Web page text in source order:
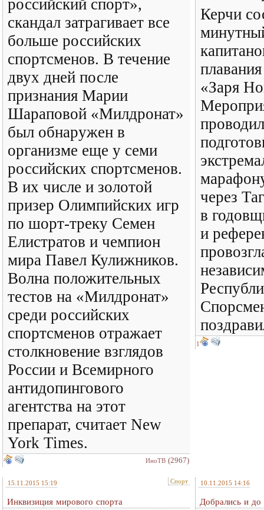
российский спорт»,
скандал затрагивает все
больше российских
спортсменов. В течение
двух дней после
признания Марии
Шараповой «Милдронат»
был обнаружен в
организме еще у семи
российских спортсменов.
В их числе и золотой
призер Олимпийских игр
по шорт-треку Семен
Елистратов и чемпион
мира Павел Кулижников.
Волна положительных
тестов на «Милдронат»
среди российских
спортсменов отражает
столкновение взглядов
России и Всемирного
антидопингового
агентства на этот
препарат, считает New
York Times.
ИноТВ (2967)
Керчи
«Заря
через
в
и
1
15.11.2015 15:19 Спорт
Инквизиция мирового спорта
10.11.2015 14:16
Добрались и до